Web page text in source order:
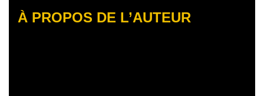
À PROPOS DE L’AUTEUR